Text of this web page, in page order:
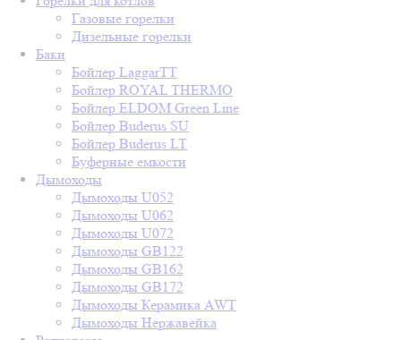
Газовые горелки
Дизельные горелки
Баки
Бойлер LaggarTT
Бойлер ROYAL THERMO
Бойлер ELDOM Green Line
Бойлер Buderus SU
Бойлер Buderus LT
Буферные емкости
Дымоходы
Дымоходы U052
Дымоходы U062
Дымоходы U072
Дымоходы GB122
Дымоходы GB162
Дымоходы GB172
Дымоходы Керамика AWT
Дымоходы Нержавейка